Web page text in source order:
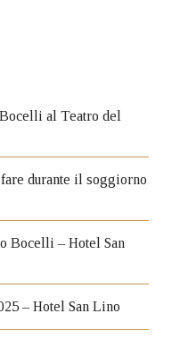
al Teatro del
durante il soggiorno
Bocelli – Hotel San
– Hotel San Lino